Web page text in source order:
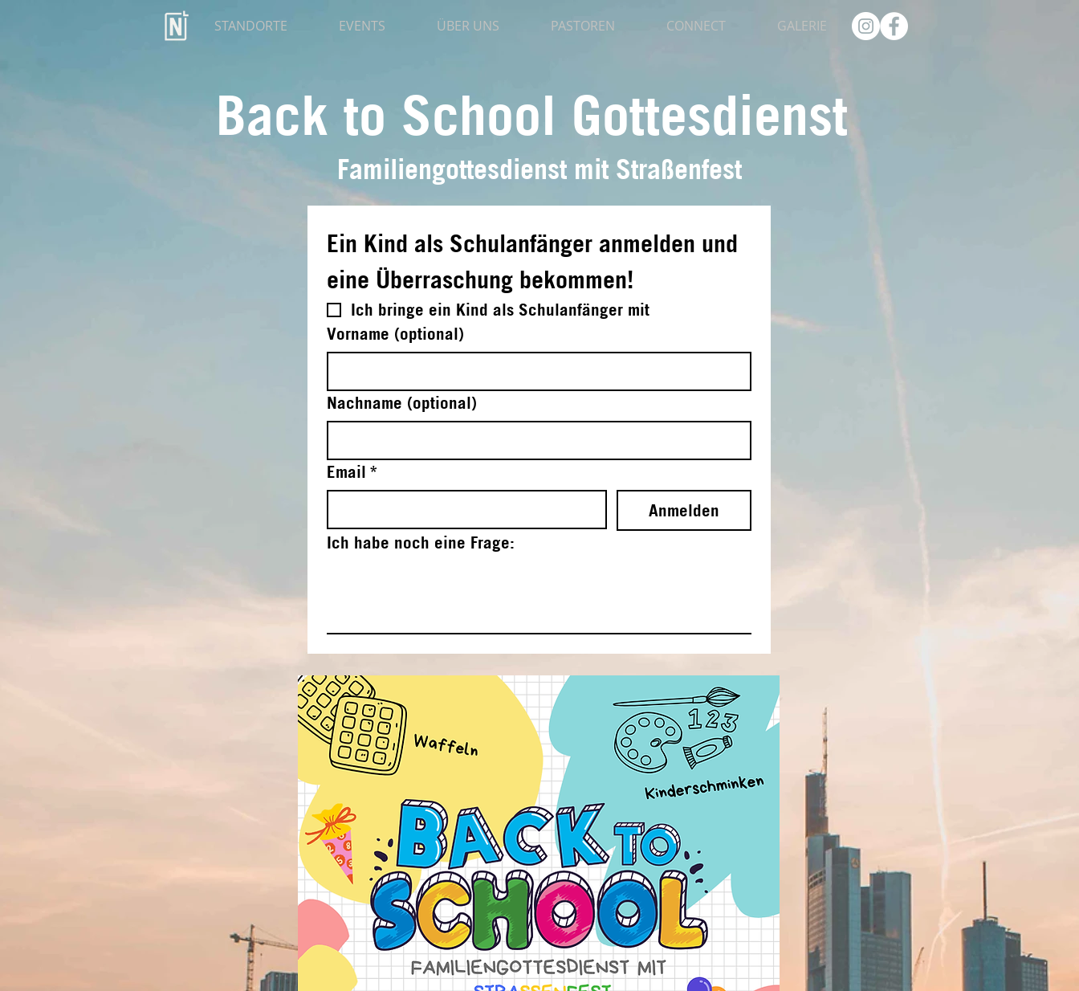
STANDORTE EVENTS ÜBER UNS PASTOREN CONNECT GALERIE
Back to School Gottesdienst
Familiengottesdienst mit Straßenfest
Ein Kind als Schulanfänger anmelden und
eine Überraschung bekommen!
Ich bringe ein Kind als Schulanfänger mit
Vorname (optional)
Nachname (optional)
Email *
Anmelden
Ich habe noch eine Frage: